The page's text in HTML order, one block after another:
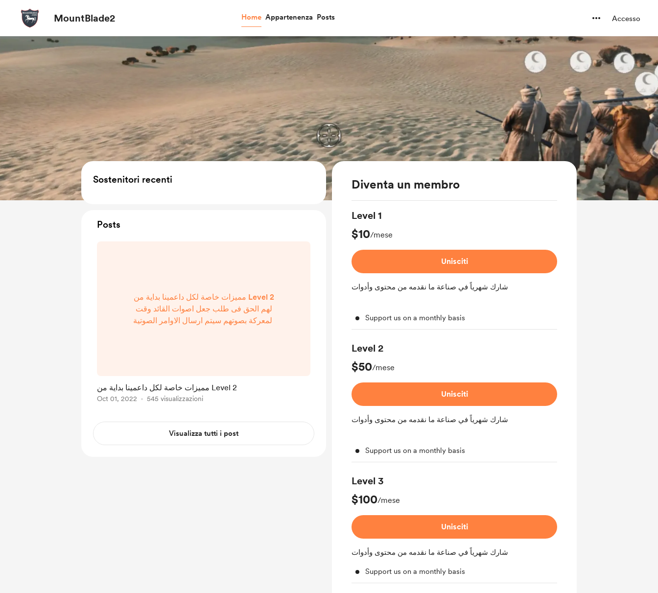
MountBlade2 Home Appartenenza Posts Accesso
Diventa un membro
Level 1
$10/mese
Unisciti
شارك شهرياً في صناعة ما نقدمه من محتوى وأدوات
Support us on a monthly basis
Level 2
$50/mese
Unisciti
شارك شهرياً في صناعة ما نقدمه من محتوى وأدوات
Support us on a monthly basis
Level 3
$100/mese
Unisciti
شارك شهرياً في صناعة ما نقدمه من محتوى وأدوات
Support us on a monthly basis
Sostenitori recenti
Posts
مميزات خاصة لكل داعمينا بداية من Level 2
لهم الحق فى طلب جعل اصوات القائد وقت
المعركة بصوتهم سيتم ارسال الاوامر الصوتية
مميزات خاصة لكل داعمينا بداية من Level 2
Oct 01, 2022 545 visualizzazioni
Visualizza tutti i post